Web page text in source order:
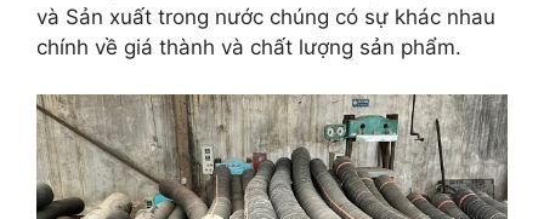
và Sản xuất trong nước chúng có sự khác nhau
chính về giá thành và chất lượng sản phẩm.